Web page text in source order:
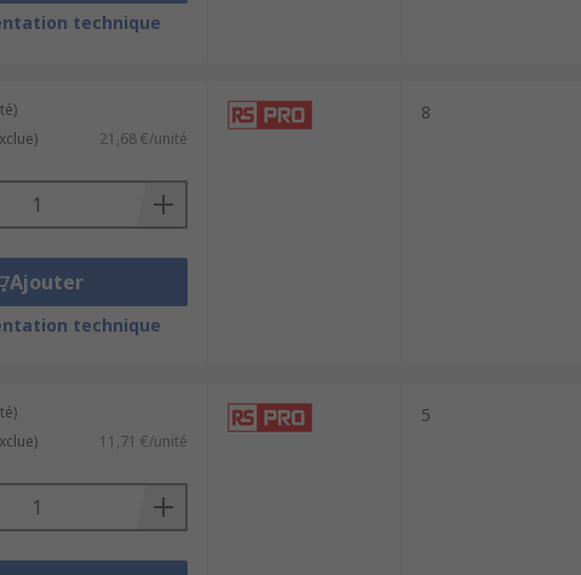
technique
21,68 €/unité
Ajouter
technique
8
11,71 €/unité
5